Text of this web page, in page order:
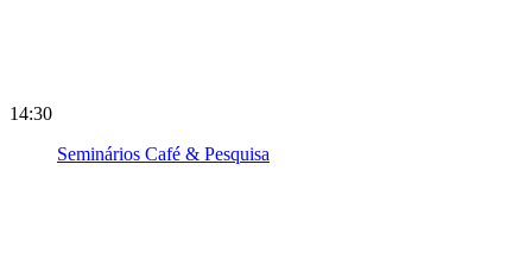
14:30
Seminários Café & Pesquisa